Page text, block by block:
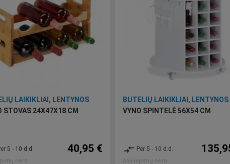
LAIKIKLIAI, LENTYNOS
STOVAS 24X47X18 CM
5 - 10 d.d.
nėra
40,95 €
BUTELIŲ LAIKIKLIAI, LENTYNOS
VYNO SPINTELĖ 56X54 CM
compare_arrows Per 5 - 10 d.d.
Atsiliepimų nėra